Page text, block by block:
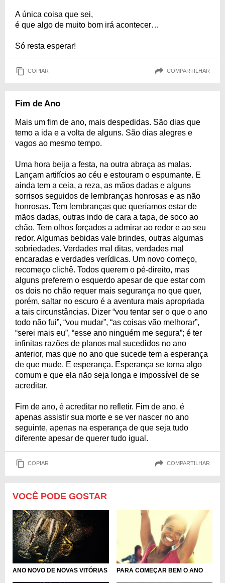
A única coisa que sei,
é que algo de muito bom irá acontecer…
Só resta esperar!
COPIAR COMPARTILHAR
Fim de Ano
Mais um fim de ano, mais despedidas. São dias que
temo a ida e a volta de alguns. São dias alegres e
vagos ao mesmo tempo.
Uma hora beija a festa, na outra abraça as malas.
Lançam artifícios ao céu e estouram o espumante. E
ainda tem a ceia, a reza, as mãos dadas e alguns
sorrisos seguidos de lembranças honrosas e as não
honrosas. Tem lembranças que queríamos estar de
mãos dadas, outras indo de cara a tapa, de soco ao
chão. Tem olhos forçados a admirar ao redor e ao seu
redor. Algumas bebidas vale brindes, outras algumas
sobriedades. Verdades mal ditas, verdades mal
encaradas e verdades verídicas. Um novo começo,
recomeço clichê. Todos querem o pé-direito, mas
alguns preferem o esquerdo apesar de que estar com
os dois no chão requer mais segurança no que quer,
porém, saltar no escuro é a aventura mais apropriada
a tais circunstâncias. Dizer “vou tentar ser o que o ano
todo não fui”, “vou mudar”, “as coisas vão melhorar”,
“serei mais eu”, “esse ano ninguém me segura”; é ter
infinitas razões de planos mal sucedidos no ano
anterior, mas que no ano que sucede tem a esperança
de que mude. E esperança. Esperança se torna algo
comum e que ela não seja longa e impossível de se
acreditar.
Fim de ano, é acreditar no refletir. Fim de ano, é
apenas assistir sua morte e se ver nascer no ano
seguinte, apenas na esperança de que seja tudo
diferente apesar de querer tudo igual.
COPIAR COMPARTILHAR
VOCÊ PODE GOSTAR
ANO NOVO DE NOVAS VITÓRIAS PARA COMEÇAR BEM O ANO